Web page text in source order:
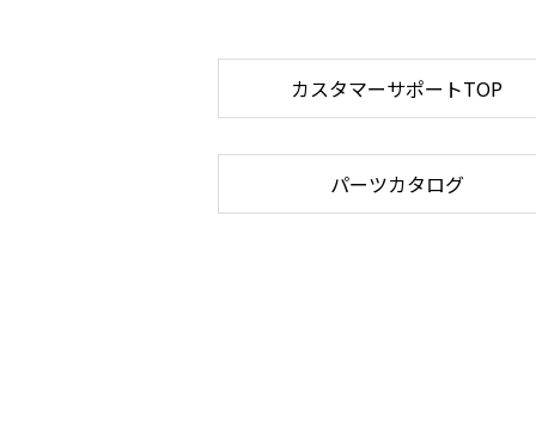
カスタマーサポートTOP
パーツカタログ